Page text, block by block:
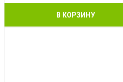
В КОРЗИНУ